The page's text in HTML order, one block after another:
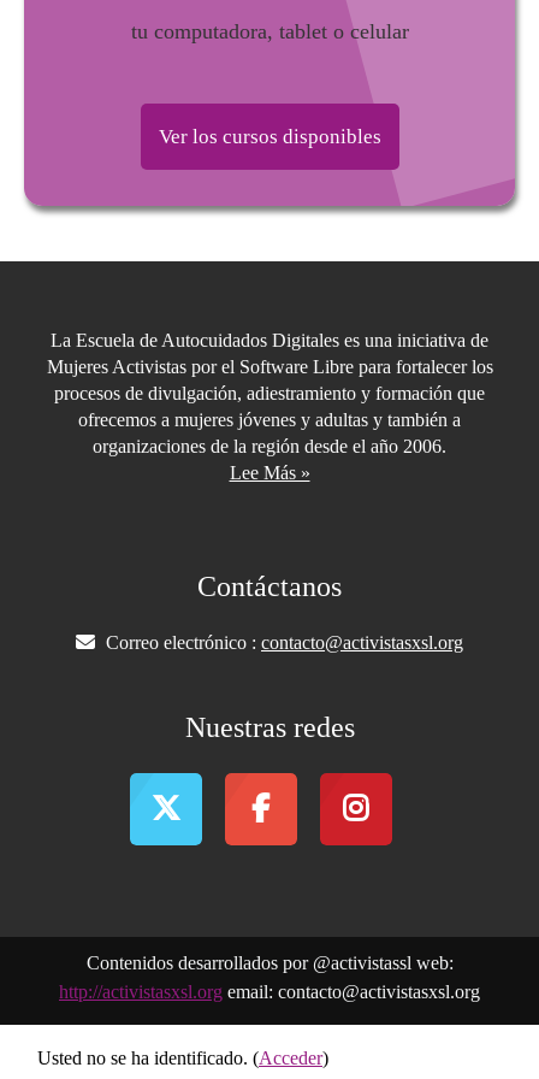
tu computadora, tablet o celular
Ver los cursos disponibles
La Escuela de Autocuidados Digitales es una iniciativa de
Mujeres Activistas por el Software Libre para fortalecer los
procesos de divulgación, adiestramiento y formación que
ofrecemos a mujeres jóvenes y adultas y también a
organizaciones de la región desde el año 2006.
Lee Más »
Contáctanos
Correo electrónico : contacto@activistasxsl.org
Nuestras redes
Contenidos desarrollados por @activistassl web:
http://activistasxsl.org email: contacto@activistasxsl.org
Usted no se ha identificado. (Acceder)